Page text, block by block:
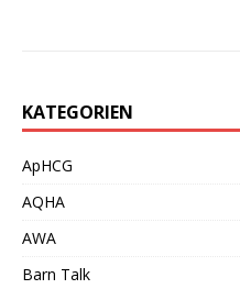
KATEGORIEN
ApHCG
AQHA
AWA
Barn Talk